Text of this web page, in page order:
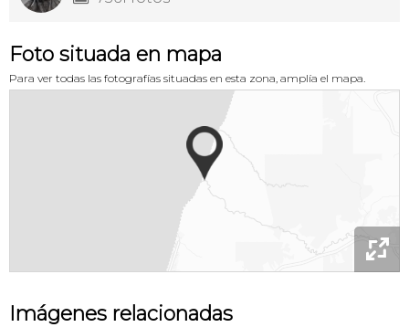
Foto situada en mapa
Para ver todas las fotografías situadas en esta zona, amplía el mapa.

Imágenes relacionadas